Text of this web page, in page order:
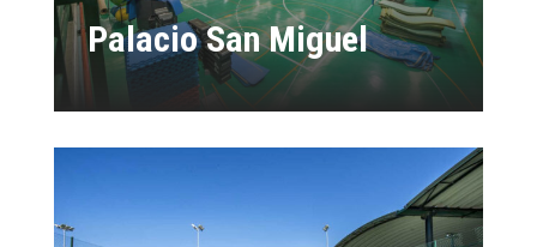
Palacio San Miguel